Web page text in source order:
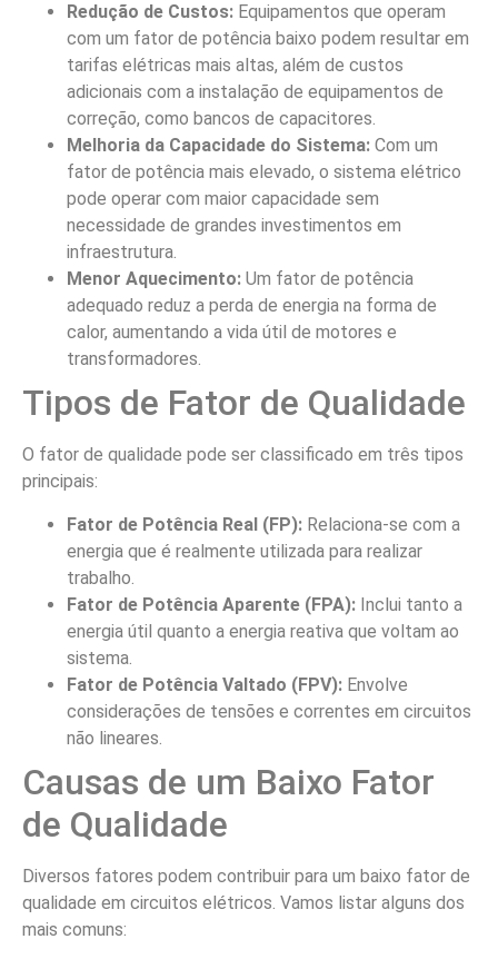
Redução de Custos: Equipamentos que operam
com um fator de potência baixo podem resultar em
tarifas elétricas mais altas, além de custos
adicionais com a instalação de equipamentos de
correção, como bancos de capacitores.
Melhoria da Capacidade do Sistema: Com um
fator de potência mais elevado, o sistema elétrico
pode operar com maior capacidade sem
necessidade de grandes investimentos em
infraestrutura.
Menor Aquecimento: Um fator de potência
adequado reduz a perda de energia na forma de
calor, aumentando a vida útil de motores e
transformadores.
Tipos de Fator de Qualidade
O fator de qualidade pode ser classificado em três tipos
principais:
Fator de Potência Real (FP): Relaciona-se com a
energia que é realmente utilizada para realizar
trabalho.
Fator de Potência Aparente (FPA): Inclui tanto a
energia útil quanto a energia reativa que voltam ao
sistema.
Fator de Potência Valtado (FPV): Envolve
considerações de tensões e correntes em circuitos
não lineares.
Causas de um Baixo Fator
de Qualidade
Diversos fatores podem contribuir para um baixo fator de
qualidade em circuitos elétricos. Vamos listar alguns dos
mais comuns: